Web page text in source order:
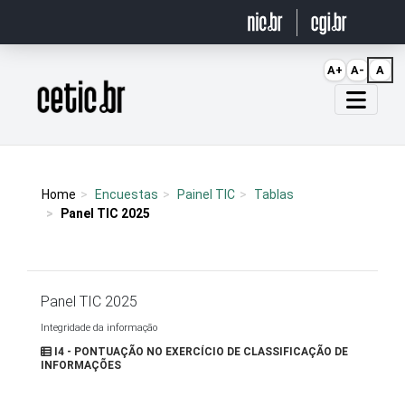
Página inicial
Home Encuestas Painel TIC
Tablas
Panel TIC 2025
Panel TIC 2025
Integridade da informação
I4 - PONTUAÇÃO NO EXERCÍCIO DE CLASSIFICAÇÃO DE
INFORMAÇÕES
A+ A- A